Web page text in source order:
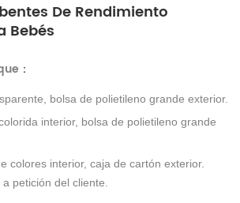
De Rendimiento
Bebés
：
bolsa de polietileno grande exterior.
interior, bolsa de polietileno grande
colores interior, caja de cartón exterior.
petición del cliente.